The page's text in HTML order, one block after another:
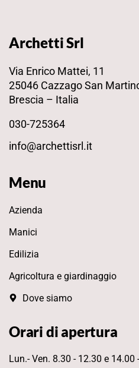
Archetti Srl
Via Enrico Mattei, 11
25046 Cazzago San
Brescia – Italia
030-725364
info@archettisrl.it
Menu
Azienda
Manici
Edilizia
Agricoltura e giardinaggio
Dove siamo
Orari di apertura
Lun.- Ven. 8.30 - 12.30 e 14.00